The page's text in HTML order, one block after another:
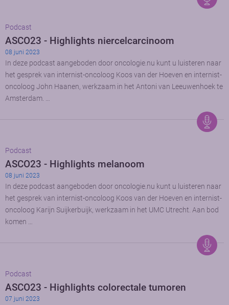
Podcast
ASCO23 - Highlights niercelcarcinoom
08 juni 2023
In deze podcast aangeboden door oncologie.nu kunt u luisteren naar
het gesprek van internist-oncoloog Koos van der Hoeven en internist-
oncoloog John Haanen, werkzaam in het Antoni van Leeuwenhoek te
Amsterdam. …
Podcast
ASCO23 - Highlights melanoom
08 juni 2023
In deze podcast aangeboden door oncologie.nu kunt u luisteren naar
het gesprek van internist-oncoloog Koos van der Hoeven en internist-
oncoloog Karijn Suijkerbuijk, werkzaam in het UMC Utrecht. Aan bod
komen …
Podcast
ASCO23 - Highlights colorectale tumoren
07 juni 2023